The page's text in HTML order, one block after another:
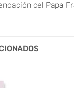
del Papa